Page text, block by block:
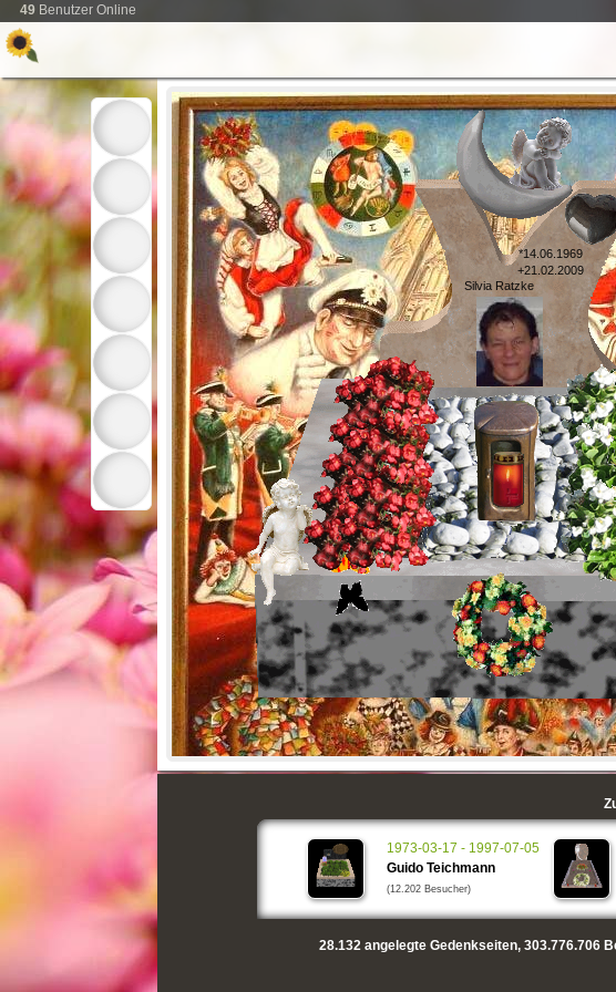
49 Benutzer Online
*14.06.1969
+21.02.2009
Silvia Ratzke
1973-03-17 - 1997-07-05
Guido Teichmann
(12.202 Besucher)
28.132angelegte Gedenkseiten, 303.776.706